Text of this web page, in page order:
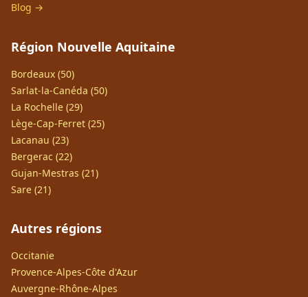
Blog →
Région Nouvelle Aquitaine
Bordeaux (50)
Sarlat-la-Canéda (50)
La Rochelle (29)
Lège-Cap-Ferret (25)
Lacanau (23)
Bergerac (22)
Gujan-Mestras (21)
Sare (21)
Autres régions
Occitanie
Provence-Alpes-Côte d'Azur
Auvergne-Rhône-Alpes